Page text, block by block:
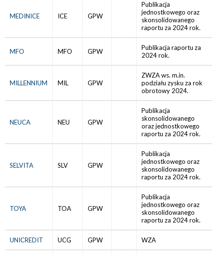
MEDINICE ICE GPW
Publikacja
jednostkowego oraz
skonsolidowanego
raportu za 2024 rok.
MFO MFO GPW
Publikacja raportu za
2024 rok.
MILLENNIUM MIL GPW
ZWZA ws. m.in.
podziału zysku za rok
obrotowy 2024.
NEUCA NEU GPW
Publikacja
skonsolidowanego
oraz jednostkowego
raportu za 2024 rok.
SELVITA SLV GPW
Publikacja
jednostkowego oraz
skonsolidowanego
raportu za 2024 rok.
TOYA TOA GPW
Publikacja
jednostkowego oraz
skonsolidowanego
raportu za 2024 rok.
UNICREDIT UCG GPW WZA